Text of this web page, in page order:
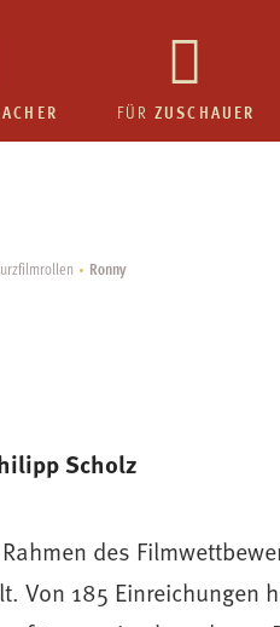
FÜR ZUSCHAUER
Ronny
Scholz
des
Von 185 Einreichungen